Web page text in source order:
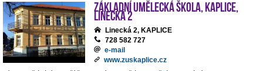
Základní umělecká škola, Kaplice,
Linecká 2
Linecká 2, KAPLICE
728 582 727
e-mail
www.zuskaplice.cz